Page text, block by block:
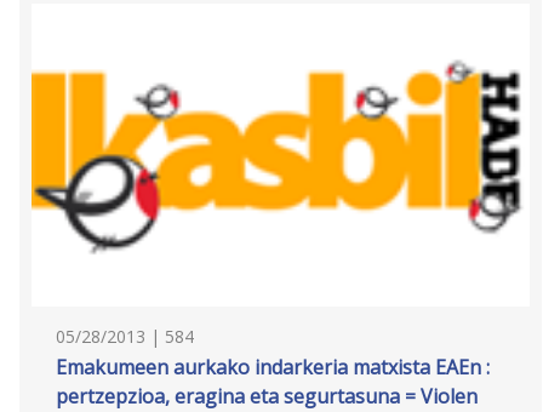
05/28/2013 | 584
Emakumeen aurkako indarkeria matxista EAEn :
pertzepzioa, eragina eta segurtasuna = Violen